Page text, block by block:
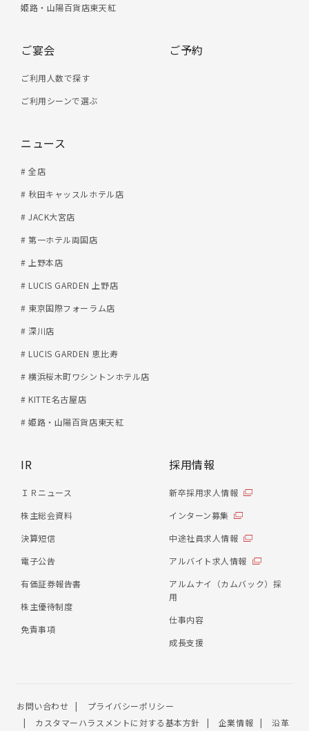
姫路・山陽百貨店東天紅
ご宴会
ご利用人数で探す
ご利用シーンで選ぶ
ニュース
# 全店
# 秋田キャッスルホテル店
# JACK大宮店
# 第一ホテル両国店
# 上野本店
# LUCIS GARDEN 上野店
# 東京国際フォーラム店
# 深川店
# LUCIS GARDEN 恵比寿
# 横浜桜木町ワシントンホテル店
# KITTE名古屋店
# 姫路・山陽百貨店東天紅
ご予約
採用情報
新卒採用求人情報
インターン募集
中途社員求人情報
アルバイト求人情報
アルムナイ（カムバック）採
用
仕事内容
成長支援
IR
ＩＲニュース
株主総会資料
決算短信
電子公告
有価証券報告書
株主優待制度
免責事項
お問い合わせ
プライバシーポリシー
カスタマーハラスメントに対する基本方針
企業情報 沿革